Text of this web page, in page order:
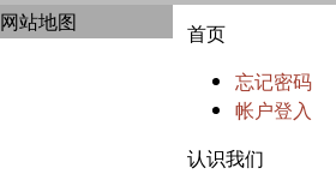
网站地图
首页
忘记密码
帐户登入
认识我们